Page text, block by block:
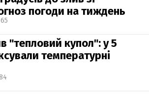
погоди на тиждень
"тепловий купол": у 5
температурні